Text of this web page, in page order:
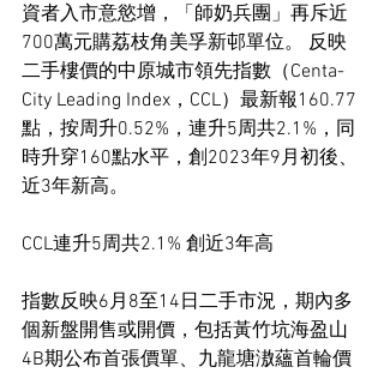
資者入市意慾增，「師奶兵團」再斥近
700萬元購荔枝角美孚新邨單位。 反映
二手樓價的中原城市領先指數（Centa-
City Leading Index，CCL）最新報160.77
點，按周升0.52%，連升5周共2.1%，同
時升穿160點水平，創2023年9月初後、
近3年新高。
CCL連升5周共2.1% 創近3年高
指數反映6月8至14日二手市況，期內多
個新盤開售或開價，包括黃竹坑海盈山
4B期公布首張價單、九龍塘滶蘊首輪價